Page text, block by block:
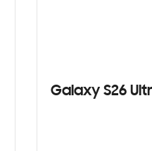
Galaxy S26